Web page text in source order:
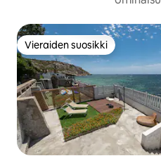
Vieraiden suosikki
Vieraiden suosikki